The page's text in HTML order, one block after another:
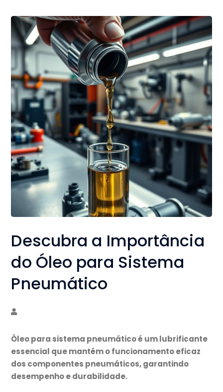
Descubra a Importância
do Óleo para Sistema
Pneumático
Óleo para sistema pneumático é um lubrificante
essencial que mantém o funcionamento eficaz
dos componentes pneumáticos, garantindo
desempenho e durabilidade.